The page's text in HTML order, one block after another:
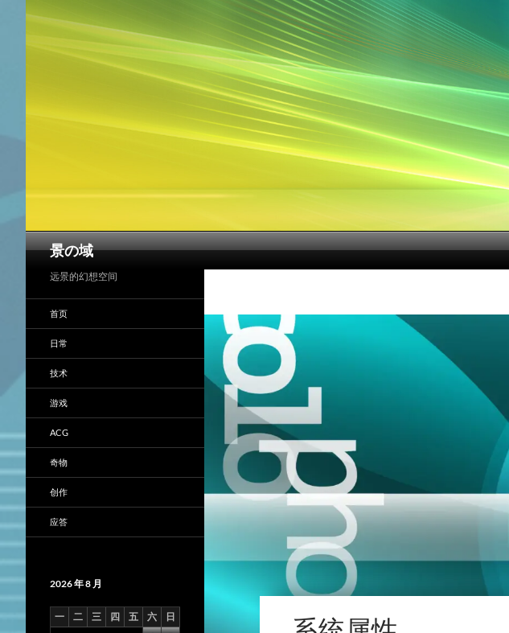
景の域
搜
远景的幻想空间
首页
日常
技术
游戏
ACG
奇物
创作
应答
2026 年 8 月
一 二 三 四 五 六
日